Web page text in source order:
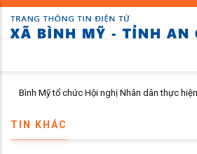
Skip
main
Bình Mỹ tổ chức Hội nghị Nhân dân thực
TIN KHÁC